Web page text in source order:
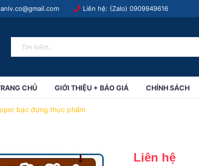
Liên hệ: (Zalo) 0909949616
CHỦ GIỚI THIỆU + BÁO GIÁ CHÍNH SÁCH
bạc đựng thực phẩm
Liên hệ